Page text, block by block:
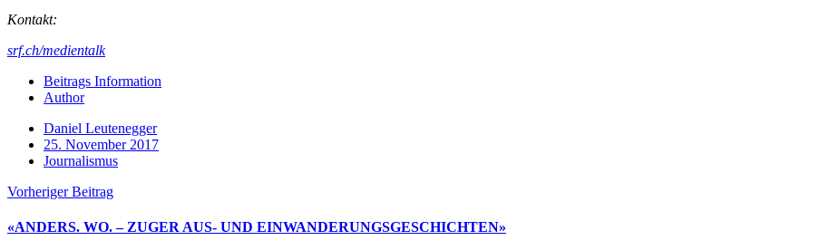
Kontakt:
srf.ch/medientalk
Beitrags Information
Author
Daniel Leutenegger
25. November 2017
Journalismus
Vorheriger Beitrag
«ANDERS. WO. – ZUGER AUS- UND EINWANDERUNGSGESCHICHTEN»